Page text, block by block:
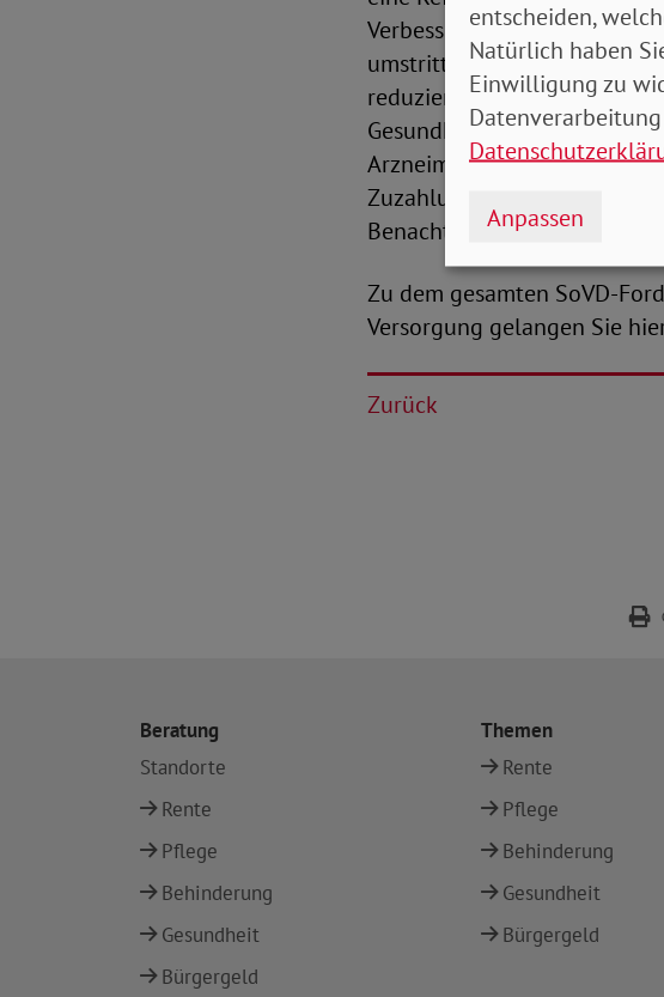
Verbesserung der Qualität
umstrittenen oder
reduziert werden. Zur
Gesundheitssystems halten
Arzneimittel von 19 auf
Zuzahlungen für
Benachteiligte entlasten
Zu dem gesamten SoVD-
Versorgung gelangen Sie
Zurück
Beratung
Standorte
Rente
Pflege
Behinderung
Gesundheit
Bürgergeld
Themen
Rente
Pflege
Behinderung
Gesundheit
Bürgergeld
entscheiden,
Natürlich haben
Einwilligung zu
Anpassen